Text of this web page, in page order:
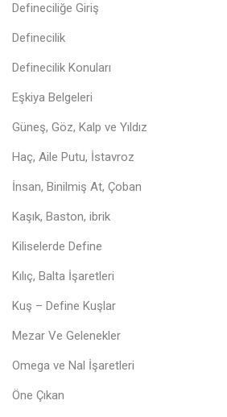
Defineciliğe Giriş
Definecilik
Definecilik Konuları
Eşkiya Belgeleri
Güneş, Göz, Kalp ve Yıldız
Haç, Aile Putu, İstavroz
İnsan, Binilmiş At, Çoban
Kaşık, Baston, ibrik
Kiliselerde Define
Kılıç, Balta İşaretleri
Kuş – Define Kuşlar
Mezar Ve Gelenekler
Omega ve Nal İşaretleri
Öne Çıkan